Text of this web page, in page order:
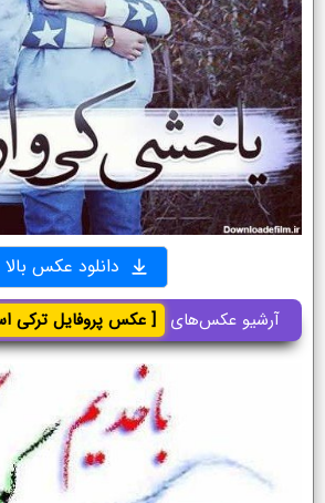
دانلود عکس بالا
آرشیو عکس‌های [ عکس پروفایل ترکی